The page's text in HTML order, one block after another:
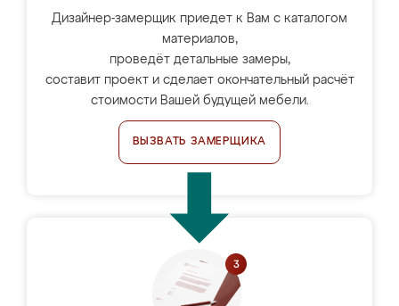
Дизайнер-замерщик приедет к Вам с каталогом
материалов,
проведёт детальные замеры,
составит проект и сделает окончательный расчёт
стоимости Вашей будущей мебели.
ВЫЗВАТЬ ЗАМЕРЩИКА